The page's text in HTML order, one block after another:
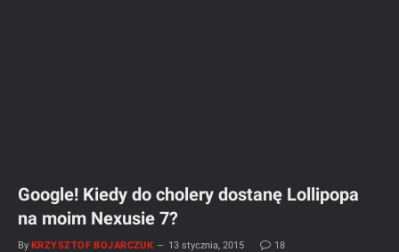
Google! Kiedy do cholery dostanę Lollipopa
na moim Nexusie 7?
By KRZYSZTOF BOJARCZUK 13 stycznia, 2015 18